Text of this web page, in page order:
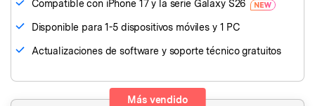
Compatible con iPhone 17 y la serie Galaxy S26
󠀰Disponible para 1-5 dispositivos móviles y 1 PC󠀲󠀩󠀤󠀥󠀩󠀦󠀣󠀤󠀳
Actualizaciones de software y soporte técnico gratuitos
Más vendido